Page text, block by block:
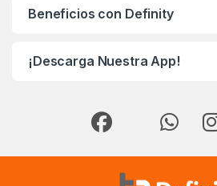
Beneficios con Definity
¡Descarga Nuestra App!